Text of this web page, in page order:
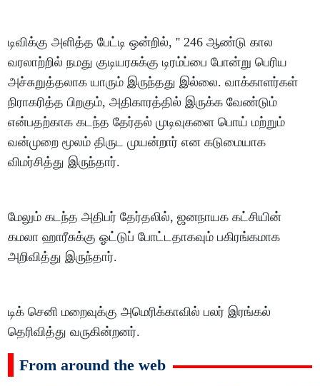
டிவிக்கு அளித்த பேட்டி ஒன்றில், '' 246 ஆண்டு கால
வரலாற்றில் நமது குடியரசுக்கு டிரம்ப்பை போன்று பெரிய
அச்சுறுத்தலாக யாரும் இருந்தது இல்லை. வாக்காளர்கள்
நிராகரித்த பிறகும், அதிகாரத்தில் இருக்க வேண்டும்
என்பதற்காக கடந்த தேர்தல் முடிவுகளை பொய் மற்றும்
வன்முறை மூலம் திருட முயன்றார் என கடுமையாக
விமர்சித்து இருந்தார்.
மேலும் கடந்த அதிபர் தேர்தலில், ஜனநாயக கட்சியின்
கமலா ஹாரீசுக்கு ஓட்டுப் போட்டதாகவும் பகிரங்கமாக
அறிவித்து இருந்தார்.
டிக் செனி மறைவுக்கு அமெரிக்காவில் பலர் இரங்கல்
தெரிவித்து வருகின்றனர்.
From around the web